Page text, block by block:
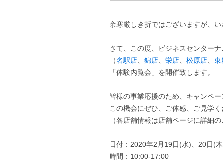
余寒厳しき折ではございますが、
さて、この度、ビジネスセンター
（名駅店 錦店 栄店 松原店
東
「体験内覧会」を開催致します。
皆様の事業応援のため、キャンペ
この機会にぜひ、ご体感、ご見学
（各店舗情報は店舗ページに詳細
日付：2020年2月19日(水)、20日(
時間：10:00-17:00